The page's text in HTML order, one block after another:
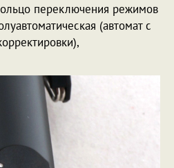
переключения режимов
(автомат с